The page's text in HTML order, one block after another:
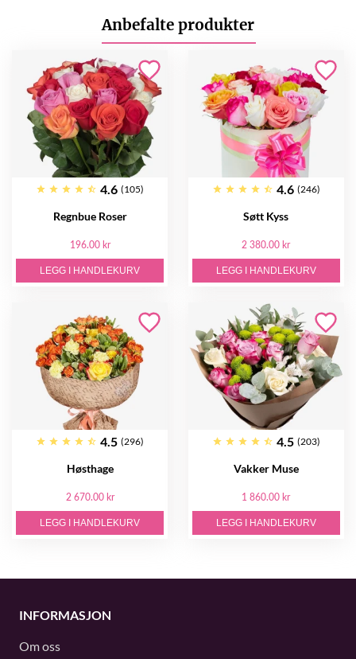
Anbefalte produkter
4.6 (105)
Regnbue Roser
196.00 kr
LEGG I HANDLEKURV
4.6 (246)
Søtt Kyss
2 380.00 kr
LEGG I HANDLEKURV
4.5 (296)
Høsthage
2 670.00 kr
LEGG I HANDLEKURV
4.5 (203)
Vakker Muse
1 860.00 kr
LEGG I HANDLEKURV
INFORMASJON
Om oss